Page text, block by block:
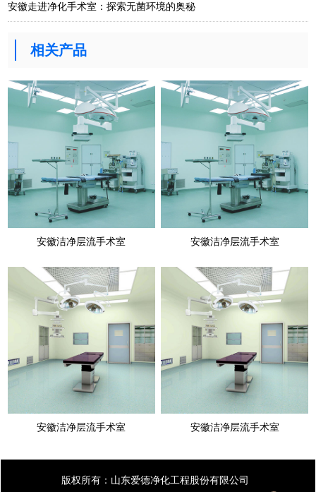
安徽走进净化手术室：探索无菌环境的奥秘
相关产品
安徽洁净层流手术室 安徽洁净层流手术室
安徽洁净层流手术室 安徽洁净层流手术室
版权所有：山东爱德净化工程股份有限公司